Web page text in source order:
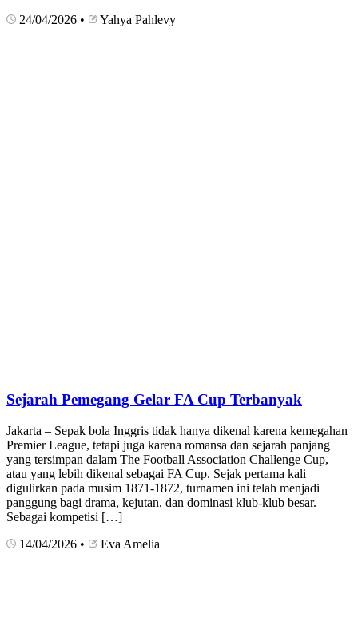
24/04/2026 • Yahya Pahlevy
Sejarah Pemegang Gelar FA Cup Terbanyak
Jakarta – Sepak bola Inggris tidak hanya dikenal karena kemegahan
Premier League, tetapi juga karena romansa dan sejarah panjang
yang tersimpan dalam The Football Association Challenge Cup,
atau yang lebih dikenal sebagai FA Cup. Sejak pertama kali
digulirkan pada musim 1871-1872, turnamen ini telah menjadi
panggung bagi drama, kejutan, dan dominasi klub-klub besar.
Sebagai kompetisi […]
14/04/2026 • Eva Amelia